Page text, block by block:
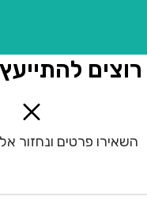
רוצים
השאירו פרטים ונחזור